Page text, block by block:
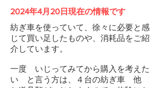
​2024年4月20日現在の情報です
紡ぎ車を使っていて、徐々に必要と感
じて買い足したものや、消耗品をご紹
介しています。
一度 いじってみてから購入を考えた
い と言う方は、４台の紡ぎ車 他